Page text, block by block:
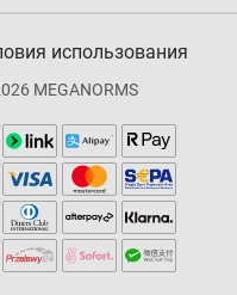
использования
MEGANORMS